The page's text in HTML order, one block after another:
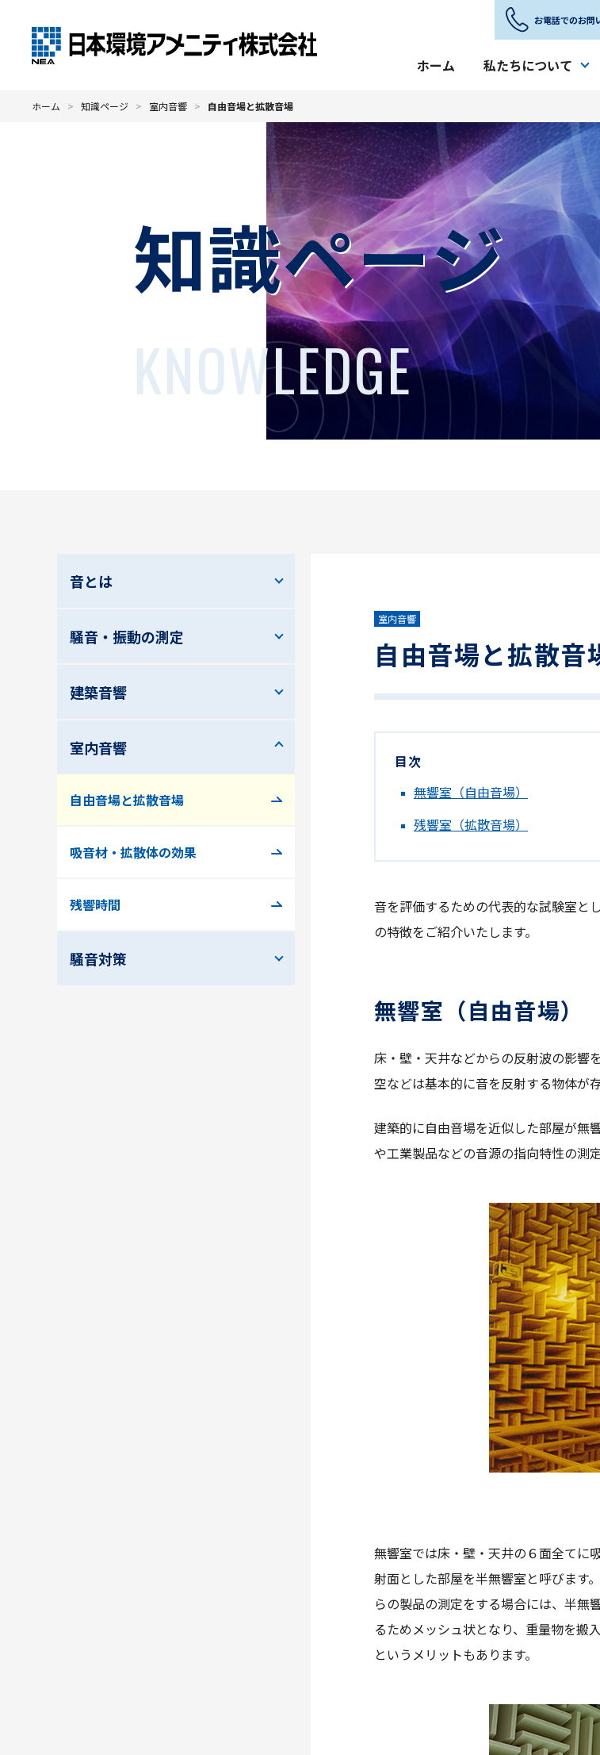
ホーム 私たちについて
お電話でのお問
ホーム 知識ページ 室内音響 自由音場と拡散音場
知識ページ
KNOWLEDGE
自由音場と拡散音
室内音響
目次
無響室（自由音場）
残響室（拡散音場）
音を評価するための代表的な試験室と
の特徴をご紹介いたします。
無響室（自由音場）
床・壁・天井などからの反射波の影響
空などは基本的に音を反射する物体が
建築的に自由音場を近似した部屋が無
や工業製品などの音源の指向特性の測
無響室では床・壁・天井の６面全てに
射面とした部屋を半無響室と呼びます
らの製品の測定をする場合には、半無
るためメッシュ状となり、重量物を搬
というメリットもあります。
音とは
騒音・振動の測定
建築音響
室内音響
自由音場と拡散音場
吸音材・拡散体の効果
残響時間
騒音対策